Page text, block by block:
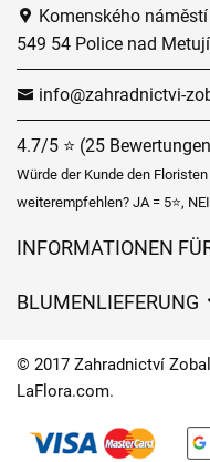
Komenského
549 54 Police nad Metují
info@zahradnictvi-
4.7/5 ⭐ (25
Würde der Kunde den
weiterempfehlen? JA = 5⭐,
INFORMATIONEN
Lieferzeiten für Blumen
BLUMENLIEFERUNG
Wohin wir Blumen liefern
Kontakt
© 2017 Zahradnictví
LaFlora.com.